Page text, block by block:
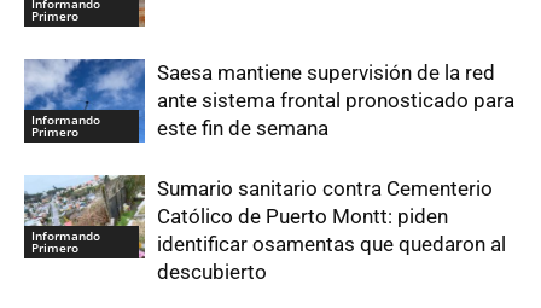
Primero
Informando
Primero
Saesa mantiene supervisión de la red
ante sistema frontal pronosticado para
este fin de semana
Informando
Primero
Sumario sanitario contra Cementerio
Católico de Puerto Montt: piden
identificar osamentas que quedaron al
descubierto